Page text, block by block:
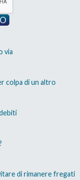
via
colpa di un altro
di rimanere fregati